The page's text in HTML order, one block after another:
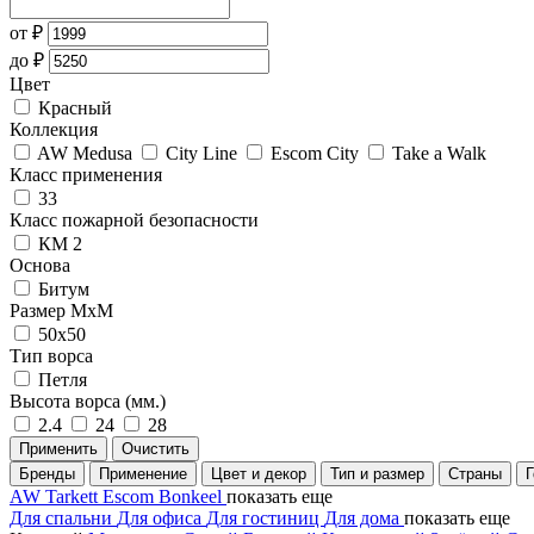
от ₽
до ₽
Цвет
Красный
Коллекция
AW Medusa
City Line Escom City
Take a Walk
Класс применения
33
Класс пожарной безопасности
КМ 2
Основа
Битум
Размер МхМ
50x50
Тип ворса
Петля
Высота ворса (мм.)
2.4
24 28
Применить
Очистить
Бренды
Применение Цвет и декор Тип и размер Страны
AW Tarkett Escom Bonkeel показать еще
Для спальни Для офиса Для гостиниц Для дома показать еще